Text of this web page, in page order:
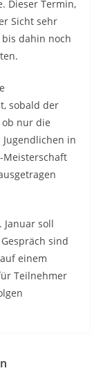
Dieser Termin,
Sicht sehr
dahin noch
sobald der
nur die
in
Meisterschaft
Januar soll
sind
einem
Teilnehmer